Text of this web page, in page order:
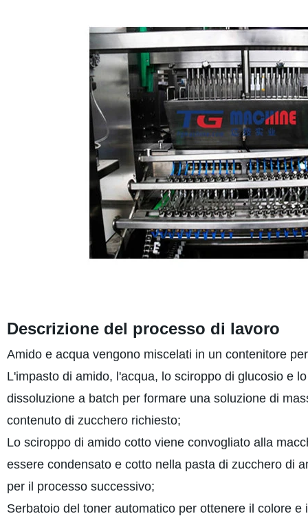
Descrizione del processo di lavoro
Amido e acqua vengono miscelati in un contenitore
L'impasto di amido, l'acqua, lo sciroppo di glucosio e
dissoluzione a batch per formare una soluzione di
contenuto di zucchero richiesto;
Lo sciroppo di amido cotto viene convogliato alla
essere condensato e cotto nella pasta di zucchero di
per il processo successivo;
Serbatoio del toner automatico per ottenere il colore e